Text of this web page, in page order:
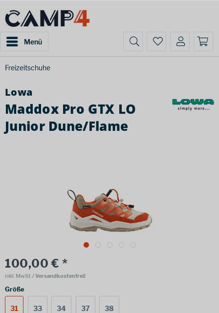
Menü
Freizeitschuhe
Lowa
Maddox Pro GTX LO
Junior Dune/Flame
100,00 € *
inkl. MwSt./ Versandkostenfrei!
Größe
31 33 34 37 38